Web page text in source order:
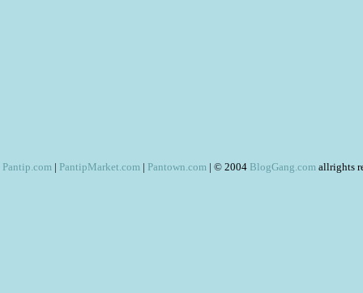
Pantip.com | PantipMarket.com | Pantown.com | © 2004 BlogGang.com allrights